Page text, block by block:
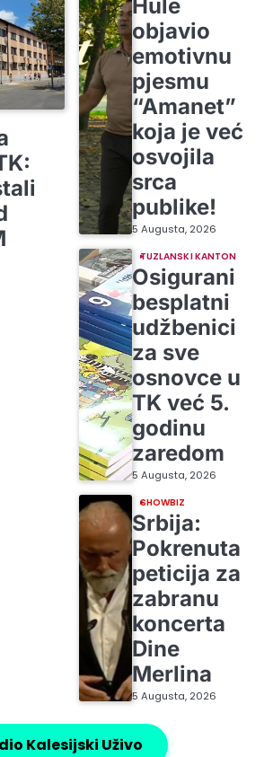
Hule
objavio
emotivnu
pjesmu
“Amanet”
koja je već
osvojila
srca
publike!
5 Augusta, 2026
TUZLANSKI KANTON
Osigurani
besplatni
udžbenici
za sve
osnovce u
TK već 5.
godinu
zaredom
5 Augusta, 2026
SHOWBIZ
Srbija:
Pokrenuta
peticija za
zabranu
koncerta
Dine
Merlina
5 Augusta, 2026
Kalesijski Uživo